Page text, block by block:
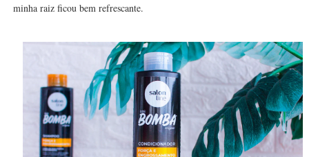
minha raiz ficou bem refrescante.